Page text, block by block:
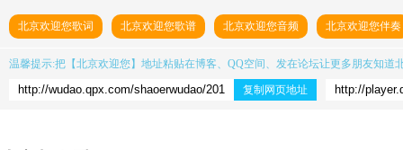
北京欢迎您歌词 北京欢迎您歌谱 北京欢迎您音频 北京欢迎您伴奏
温馨提示:把【北京欢迎您】地址粘贴在博客、QQ空间、发在论坛让更多朋友知道
复制网页地址